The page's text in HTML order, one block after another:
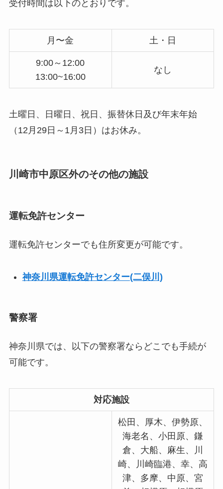
受付時間は以下のとおりです。
月〜金 土・日
9:00～12:00
13:00~16:00
なし
土曜日、日曜日、祝日、振替休日及び年末年始
（12月29日～1月3日）はお休み。
川崎市中原区外のその他の施設
運転免許センター
運転免許センターでも住所変更が可能です。
神奈川県運転免許センター(二俣川)
警察署
神奈川県では、以下の警察署ならどこでも手続が
可能です。
対応施設
松田、厚木、伊勢原、
海老名、小田原、鎌
倉、大船、麻生、川
崎、川崎臨港、幸、高
津、多摩、中原、宮